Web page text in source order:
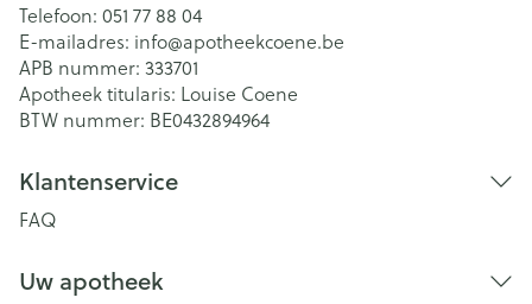
Telefoon: 051 77 88 04
E-mailadres: info@apotheekcoene.be
APB nummer: 333701
Apotheek titularis: Louise Coene
BTW nummer: BE0432894964
Klantenservice
FAQ
Uw apotheek